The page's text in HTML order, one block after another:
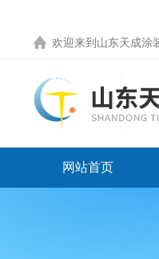
欢迎来到 山东天成涂
网站首页